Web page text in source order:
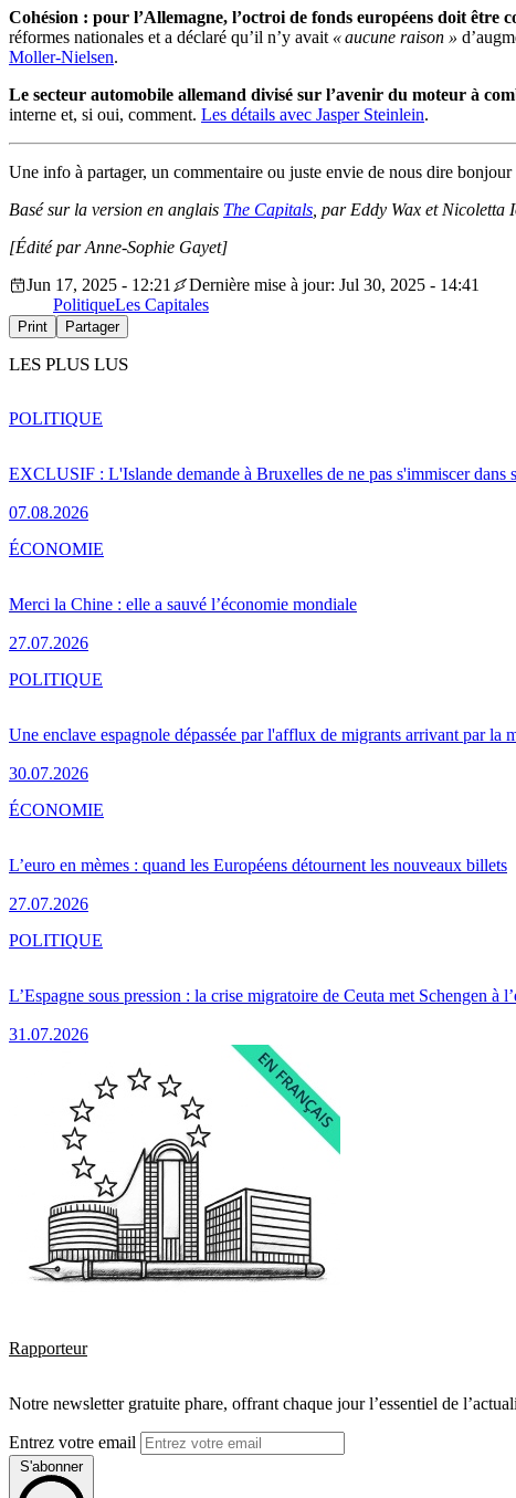
Cohésion : pour l’Allemagne, l’octroi de fonds européens doit être
réformes nationales et a déclaré qu’il n’y avait « aucune raison »
Moller-Nielsen.
Le secteur automobile allemand divisé sur l’avenir du moteur à
interne et, si oui, comment. Les détails avec Jasper Steinlein.
Une info à partager, un commentaire ou juste envie de nous dire
Basé sur la version en anglais The Capitals , par Eddy Wax et Nicoletta
[Édité par Anne-Sophie Gayet]
Jun 17, 2025 - 12:21
Dernière mise à jour: Jul 30, 2025 - 14:41
PolitiqueLes Capitales
Print Partager
LES PLUS LUS
EXCLUSIF : L'Islande demande à Bruxelles de ne pas s'immiscer dans
07.08.2026
POLITIQUE
Merci la Chine : elle a sauvé l’économie mondiale
27.07.2026
ÉCONOMIE
Une enclave espagnole dépassée par l'afflux de migrants arrivant par la
30.07.2026
POLITIQUE
L’euro en mèmes : quand les Européens détournent les nouveaux billets
27.07.2026
ÉCONOMIE
L’Espagne sous pression : la crise migratoire de Ceuta met Schengen à
31.07.2026
POLITIQUE
Rapporteur
Notre newsletter gratuite phare, offrant chaque jour l’essentiel de
Entrez votre email
S'abonner